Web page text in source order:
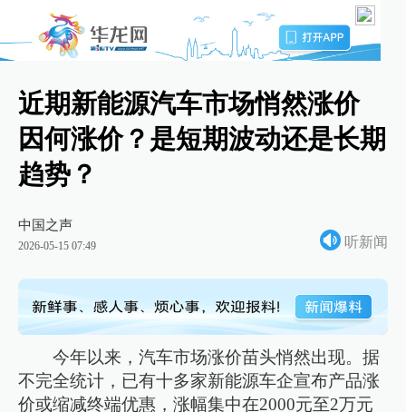
近期新能源汽车市场悄然涨价
因何涨价？是短期波动还是长期
趋势？
中国之声
2026-05-15 07:49 听新闻
今年以来，汽车市场涨价苗头悄然出现。据
不完全统计，已有十多家新能源车企宣布产品涨
价或缩减终端优惠，涨幅集中在2000元至2万元